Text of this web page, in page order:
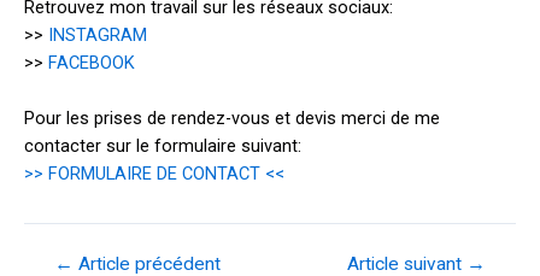
Retrouvez mon travail sur les réseaux sociaux:
>> INSTAGRAM
>> FACEBOOK
Pour les prises de rendez-vous et devis merci de me
contacter sur le formulaire suivant:
>> FORMULAIRE DE CONTACT <<
Navigation
← Article précédent Article suivant →